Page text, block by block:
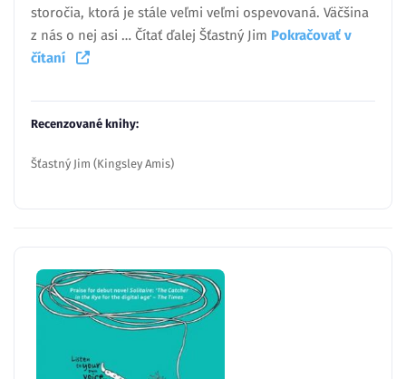
storočia, ktorá je stále veľmi veľmi ospevovaná. Väčšina
z nás o nej asi … Čítať ďalej Šťastný Jim Pokračovať v
čítaní
Recenzované knihy:
Šťastný Jim (Kingsley Amis)